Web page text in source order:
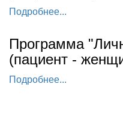
Подробнее...
Программа
(пациент -
Подробнее...